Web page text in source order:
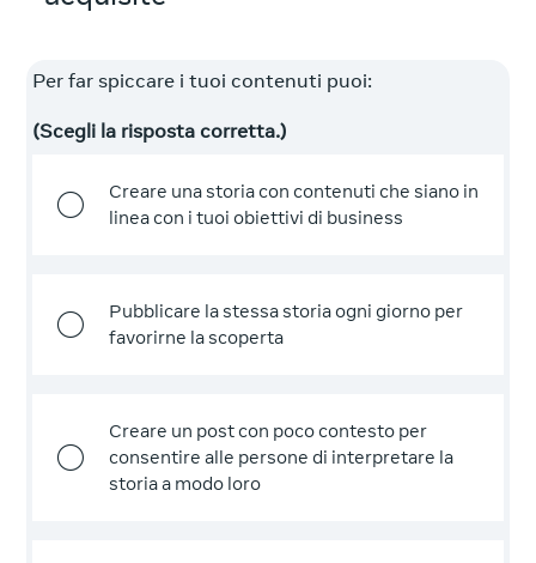
Per far spiccare i tuoi contenuti puoi:
(Scegli la risposta corretta.)
Creare una storia con contenuti che siano in
linea con i tuoi obiettivi di business
Pubblicare la stessa storia ogni giorno per
favorirne la scoperta
Creare un post con poco contesto per
consentire alle persone di interpretare la
storia a modo loro